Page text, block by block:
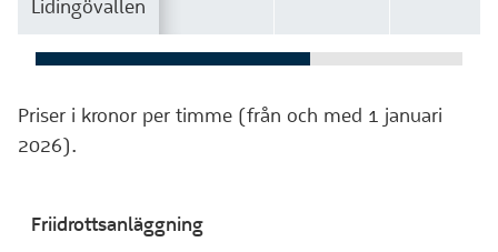
Lidingövallen
Priser i kronor per timme (från och med 1 januari
2026).
Friidrottsanläggning